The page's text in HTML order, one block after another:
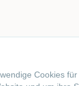
Cookies für